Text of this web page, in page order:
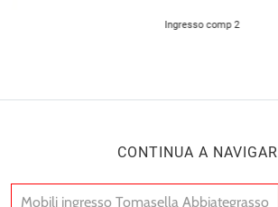
Ingresso comp 2
CONTINUA A
Mobili ingresso Tomasella Abbiategrasso